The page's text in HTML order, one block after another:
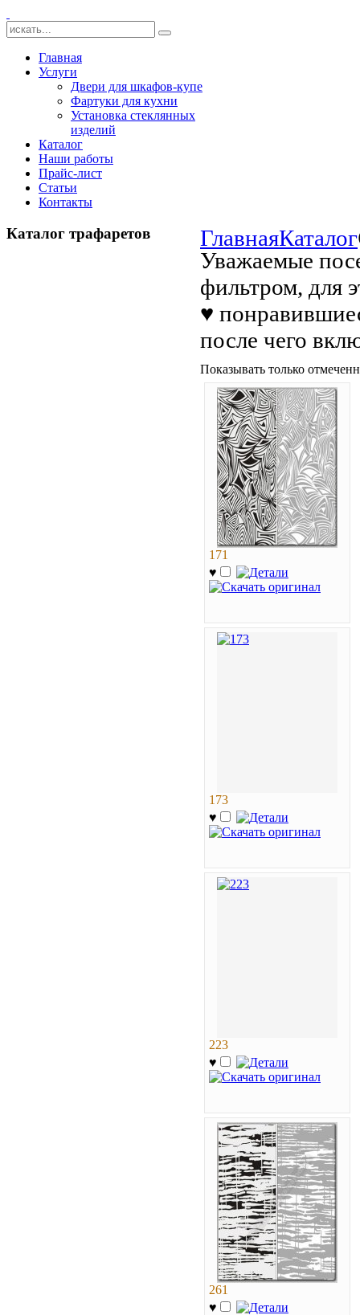
Главная
Услуги
Двери для шкафов-купе
Фартуки для кухни
Установка стеклянных
изделий
Каталог
Наши работы
Прайс-лист
Статьи
Контакты
ГлавнаяКаталог
Уважаемые
фильтром, для
♥
после чего
Показывать только
171
♥
173
♥
223
♥
261
♥
Каталог трафаретов